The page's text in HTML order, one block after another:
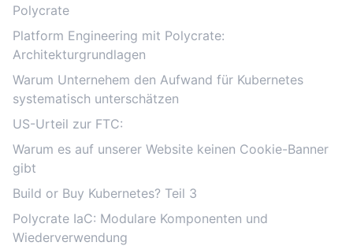
Polycrate
Platform Engineering mit Polycrate:
Architekturgrundlagen
Warum Unternehem den Aufwand für Kubernetes
systematisch unterschätzen
US-Urteil zur FTC:
Warum es auf unserer Website keinen Cookie-Banner
gibt
Build or Buy Kubernetes? Teil 3
Polycrate IaC: Modulare Komponenten und
Wiederverwendung